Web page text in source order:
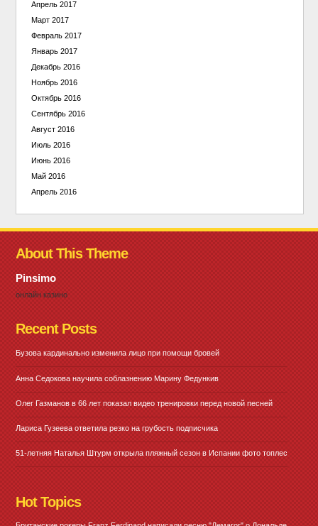
Апрель 2017
Март 2017
Февраль 2017
Январь 2017
Декабрь 2016
Ноябрь 2016
Октябрь 2016
Сентябрь 2016
Август 2016
Июль 2016
Июнь 2016
Май 2016
Апрель 2016
About This Theme
Pinsimo
онлайн казино
Recent Posts
Бузова кардинально изменила лицо при помощи бровей
Анна Седокова научила соблазнению Марину Федункив
Олег Газманов в 66 лет показал видео тренировки перед новой песней
Лариса Гузеева ответила резко на грубость подписчика
51-летняя Наталья Штурм открыла пляжный сезон в Испании фото топлес
Hot Topics